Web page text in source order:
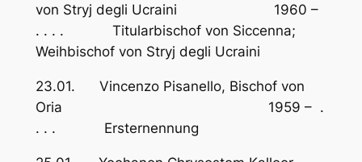
von Stryj degli Ucraini 1960 –
. . . . Titularbischof von Siccenna;
Weihbischof von Stryj degli Ucraini
23.01. Vincenzo Pisanello, Bischof von
Oria 1959 – .
. . . Ersternennung